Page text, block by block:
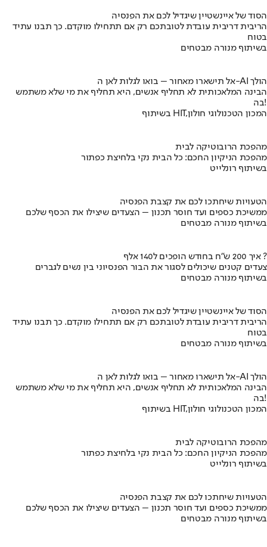
הסוד של איינשטיין שיגדיל לכם את הפנסיה
הריבית דריבית עובדת לטובתכם רק אם תתחילו מוקדם. כך תבנו עתיד
בטוח
בשיתוף מנורה מבטחים
אל תישארו מאחור – בואו לגלות לאן ה-AI הולך
הבינה המלאכותית לא תחליף אנשים, היא תחליף את מי שלא משתמש
בה!
בשיתוף HIT,המכון הטכנולוגי חולון
מהפכת הרובוטיקה לבית
מהפכת הניקיון החכם: כל הבית נקי בלחיצת כפתור
בשיתוף רונלייט
הטעויות שיחתכו לכם את קצבת הפנסיה
ממשיכת כספים ועד חוסר תכנון – הצעדים שיצילו את הכסף שלכם
בשיתוף מנורה מבטחים
איך 200 ש"ח בחודש הופכים ל140 אלף ?
צעדים קטנים שיכולים לסגור את הבור הפנסיוני בין נשים לגברים
בשיתוף מנורה מבטחים
הסוד של איינשטיין שיגדיל לכם את הפנסיה
הריבית דריבית עובדת לטובתכם רק אם תתחילו מוקדם. כך תבנו עתיד
בטוח
בשיתוף מנורה מבטחים
אל תישארו מאחור – בואו לגלות לאן ה-AI הולך
הבינה המלאכותית לא תחליף אנשים, היא תחליף את מי שלא משתמש
בה!
בשיתוף HIT,המכון הטכנולוגי חולון
מהפכת הרובוטיקה לבית
מהפכת הניקיון החכם: כל הבית נקי בלחיצת כפתור
בשיתוף רונלייט
הטעויות שיחתכו לכם את קצבת הפנסיה
ממשיכת כספים ועד חוסר תכנון – הצעדים שיצילו את הכסף שלכם
בשיתוף מנורה מבטחים